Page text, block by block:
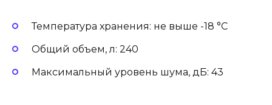
Температура хранения: не выше -18 °C
Общий объем, л: 240
Максимальный уровень шума, дБ: 43